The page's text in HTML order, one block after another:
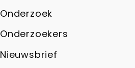
Onderzoek
Onderzoekers
Nieuwsbrief